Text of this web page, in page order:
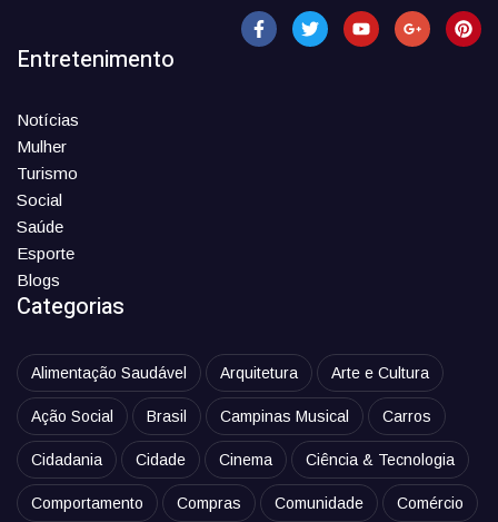
Entretenimento
Notícias
Mulher
Turismo
Social
Saúde
Esporte
Blogs
Categorias
Alimentação Saudável Arquitetura Arte e Cultura
Ação Social Brasil Campinas Musical Carros
Cidadania Cidade Cinema Ciência & Tecnologia
Comportamento Compras Comunidade Comércio